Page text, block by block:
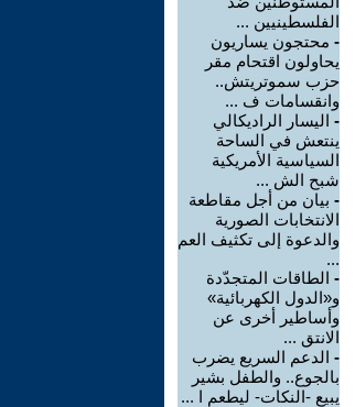
الفلسطينيين ...
- محتجون يساريون
يحاولون اقتحام مقر
حزب سموتريتش..
وانقسامات ف ...
- اليسار الراديكالي
ينتعش في الساحة
السياسية الأمريكية
شبح الش ...
- بيان من أجل مقاطعة
الانتخابات الصورية
والدعوة إلى تكثيف العم
...
- الطاقات المتجدّدة
و«الدول الكهربائية»
وأساطير أخرى عن
الانتق ...
- الدعم السريع يضرب
بالجوع.. والطفل بشير
يبيع -النكات- ليطعم ا ...